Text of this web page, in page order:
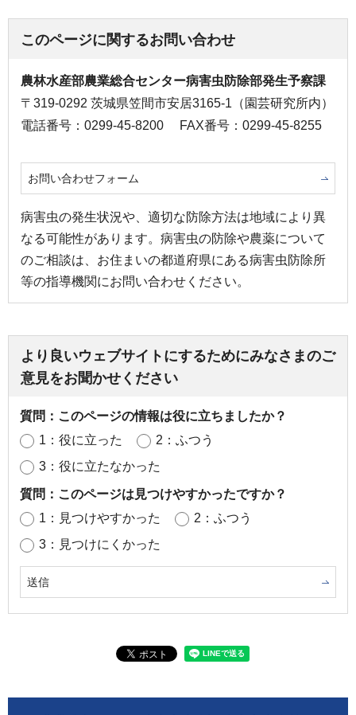
このページに関するお問い合わせ
農林水産部農業総合センター病害虫防除部発生予察課
〒319-0292 茨城県笠間市安居3165-1（園芸研究所内）
電話番号：0299-45-8200
FAX番号：0299-45-8255
お問い合わせフォーム
病害虫の発生状況や、適切な防除方法は地域により異
なる可能性があります。病害虫の防除や農薬について
のご相談は、お住まいの都道府県にある病害虫防除所
等の指導機関にお問い合わせください。
より良いウェブサイトにするためにみなさまのご
意見をお聞かせください
質問：このページの情報は役に立ちましたか？
1：役に立った
2：ふつう
3：役に立たなかった
質問：このページは見つけやすかったですか？
1：見つけやすかった
2：ふつう
3：見つけにくかった